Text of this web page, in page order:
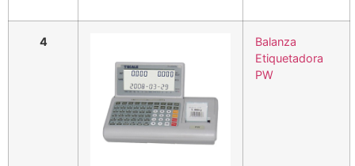
4
Balanza
Etiquetadora
PW